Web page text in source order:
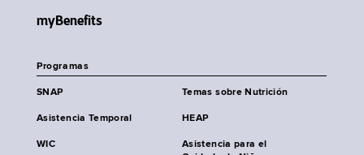
myBenefits
Programas
SNAP Temas sobre Nutrición
Asistencia Temporal HEAP
WIC
Asistencia para el